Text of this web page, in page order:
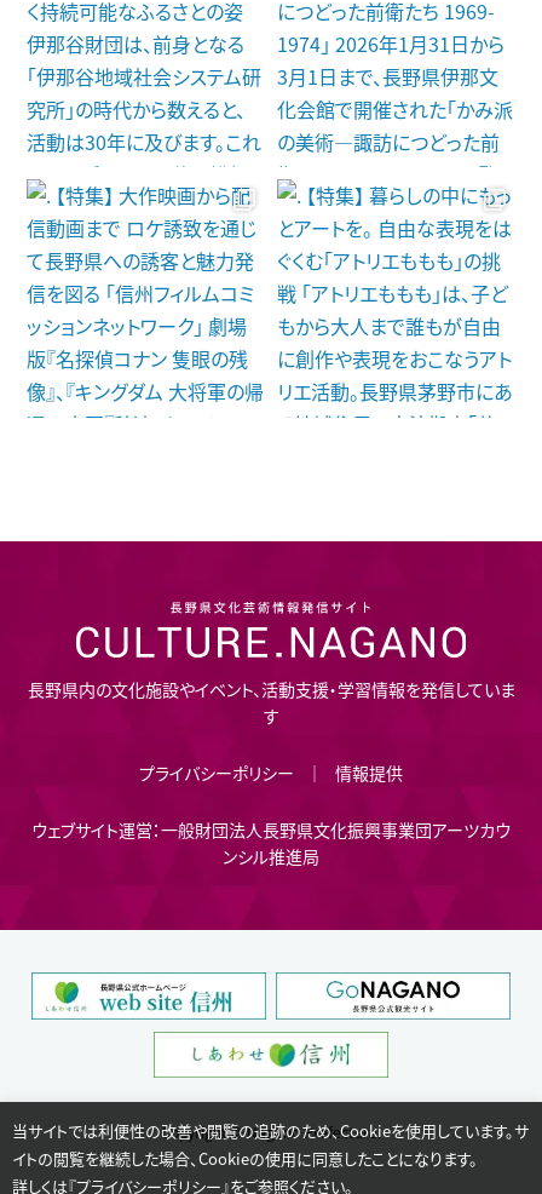
長野県内の文化施設やイベント、活動支援・学習情報を発信していま
す
プライバシーポリシー 情報提供
ウェブサイト運営：一般財団法人長野県文化振興事業団アーツカウ
ンシル推進局
Copyright © Nagano Prefecture.
当サイトでは利便性の改善や閲覧の追跡のため、Cookieを使用しています。サ
イトの閲覧を継続した場合、Cookieの使用に同意したことになります。
詳しくは『プライバシーポリシー 』をご参照ください。